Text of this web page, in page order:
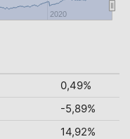
2020
0,49%
-5,89%
14,92%